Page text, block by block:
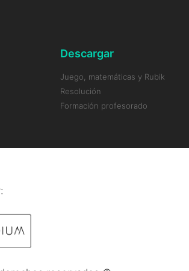
Descargar
Juego, matemáticas y Rubik
Resolución
Formación profesorado